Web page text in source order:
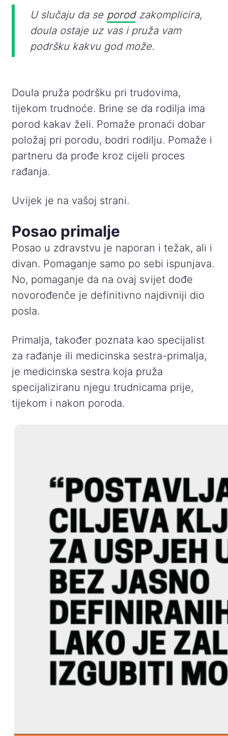
U slučaju da se porodzakomplicira,
doula ostaje uz vas i pruža vam
podršku kakvu god može.
Doula pruža podršku pri trudovima,
tijekom trudnoće. Brine se da rodilja ima
porod kakav želi. Pomaže pronaći dobar
položaj pri porodu, bodri rodilju. Pomaže i
partneru da prođe kroz cijeli proces
rađanja.
Uvijek je na vašoj strani.
Posao primalje
Posao u zdravstvu je naporan i težak, ali i
divan. Pomaganje samo po sebi ispunjava.
No, pomaganje da na ovaj svijet dođe
novorođenče je definitivno najdivniji dio
posla.
Primalja, također poznata kao specijalist
za rađanje ili medicinska sestra-primalja,
je medicinska sestra koja pruža
specijaliziranu njegu trudnicama prije,
tijekom i nakon poroda.